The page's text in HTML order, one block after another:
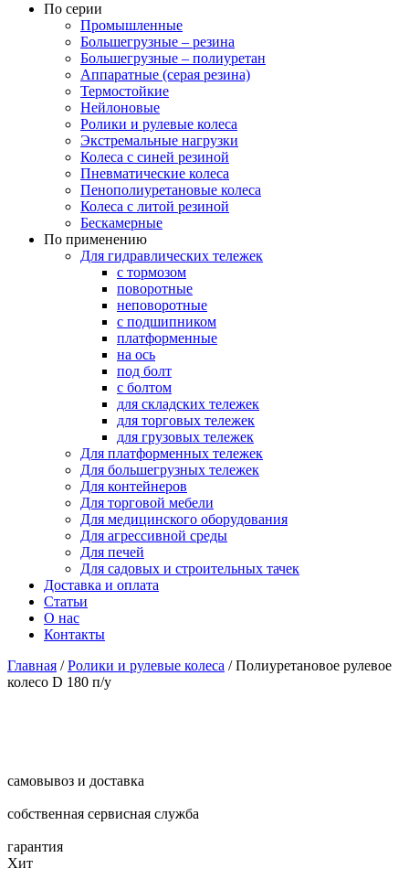
По серии
Промышленные
Большегрузные – резина
Большегрузные – полиуретан
Аппаратные (серая резина)
Термостойкие
Нейлоновые
Ролики и рулевые колеса
Экстремальные нагрузки
Колеса с синей резиной
Пневматические колеса
Пенополиуретановые колеса
Колеса с литой резиной
Бескамерные
По применению
Для гидравлических тележек
с тормозом
поворотные
неповоротные
с подшипником
платформенные
на ось
под болт
с болтом
для складских тележек
для торговых тележек
для грузовых тележек
Для платформенных тележек
Для большегрузных тележек
Для контейнеров
Для торговой мебели
Для медицинского оборудования
Для агрессивной среды
Для печей
Для садовых и строительных тачек
Доставка и оплата
Статьи
О нас
Контакты
Главная /Ролики и рулевые колеса /Полиуретановое рулевое
колесо D 180 п/у
самовывоз и доставка
собственная сервисная служба
гарантия
Хит